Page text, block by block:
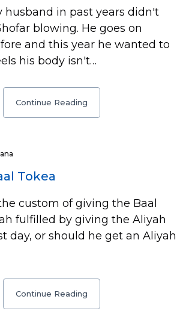
husband in past years didn't
blowing. He goes on
and this year he wanted to
his body isn't…
Continue Reading
Tokea
custom of giving the Baal
fulfilled by giving the Aliyah
day, or should he get an Aliyah
Continue Reading